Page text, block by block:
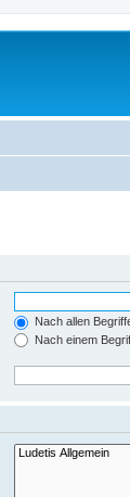
Nach allen
Nach einem